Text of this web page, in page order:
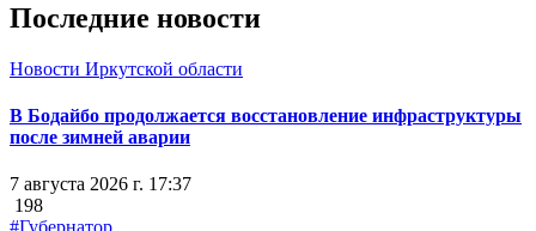
Последние новости
Новости Иркутской области
В Бодайбо продолжается восстановление инфраструктуры
после зимней аварии
7 августа 2026 г. 17:37
198